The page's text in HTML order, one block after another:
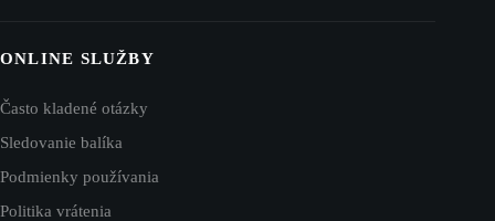
ONLINE SLUŽBY
Často kladené otázky
Sledovanie balíka
Podmienky používania
Politika vrátenia